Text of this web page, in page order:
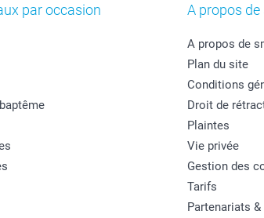
par occasion A propos
A propos de
Plan du site
Conditions
Droit de
Plaintes
Vie privée
Gestion des
Tarifs
Partenariats